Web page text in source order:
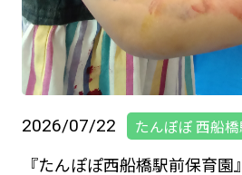
2026/07/22 たんぽぽ 西船
『たんぽぽ西船橋駅前保育